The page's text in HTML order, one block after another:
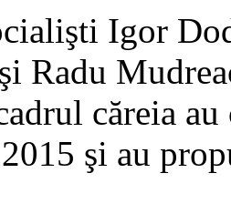
Igor
Radu
căreia
şi au